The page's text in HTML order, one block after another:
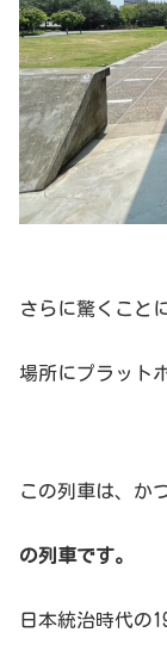
さらに驚くことに
場所にプラット
この列車は、か
の列車です。
日本統治時代の